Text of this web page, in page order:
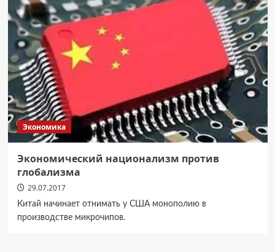
Экономика
Экономический национализм против
глобализма
29.07.2017
Китай начинает отнимать у США монополию в
производстве микрочипов.